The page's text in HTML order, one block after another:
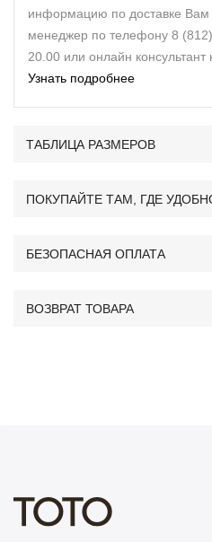
информацию по доставке
менеджер по телефону 8
20.00 или онлайн консультант
Узнать подробнее
ТАБЛИЦА РАЗМЕРОВ
ПОКУПАЙТЕ ТАМ, ГДЕ
БЕЗОПАСНАЯ ОПЛАТА
ВОЗВРАТ ТОВАРА